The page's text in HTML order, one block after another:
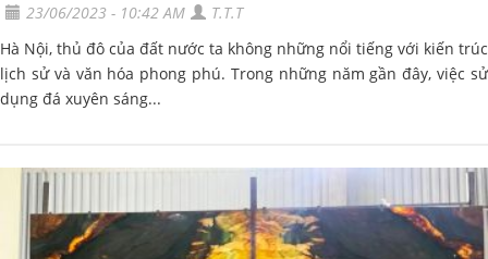
23/06/2023 - 10:42 AM
T.T.T
Hà Nội, thủ đô của đất nước ta không những nổi tiếng với kiến trúc
lịch sử và văn hóa phong phú. Trong những năm gần đây, việc sử
dụng đá xuyên sáng...